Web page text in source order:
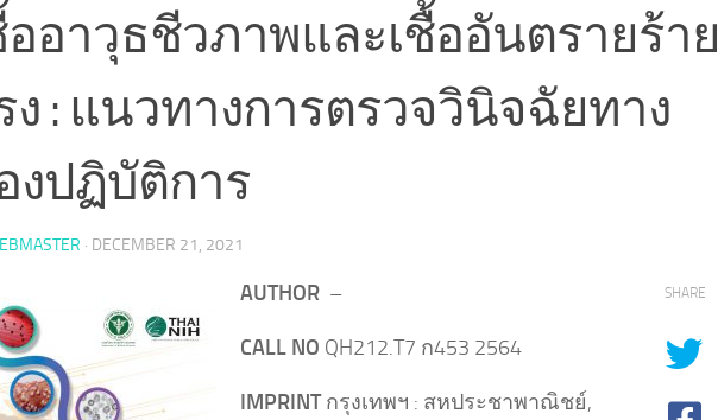
ออาวุธชีวภาพและเชื้ออันตรายร้าย
ง : แนวทางการตรวจวินิจฉัยทาง
งปฏิบัติการ
· DECEMBER 21, 2021
AUTHOR –
CALL NO QH212.T7 ก453 2564
IMPRINT กรุงเทพฯ : สหประชาพาณิชย์,
SHARE